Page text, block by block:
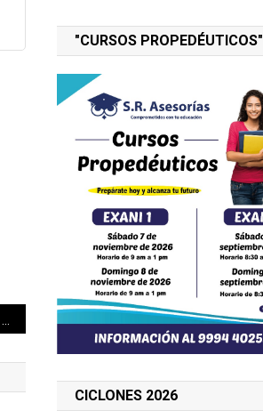
"CURSOS PROPEDÉUTICOS"
CICLONES 2026